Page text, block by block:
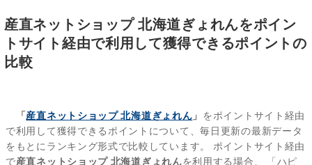
産直ネットショップ 北海道ぎょれんをポイン
トサイト経由で利用して獲得できるポイントの
比較
「 産直ネットショップ 北海道ぎょれん 」 をポイントサイト経由
で利用して獲得できるポイントについて、毎日更新の最新データ
をもとにランキング形式で比較しています。 ポイントサイト経由
で産直ネットショップ 北海道ぎょれんを利用する場合、
「ハピ